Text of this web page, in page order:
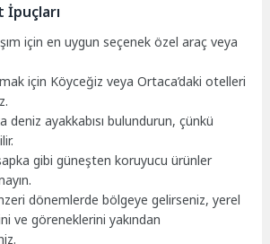
İpuçları
için en uygun seçenek özel araç veya
için Köyceğiz veya Ortaca’daki otelleri
deniz ayakkabısı bulundurun, çünkü
gibi güneşten koruyucu ürünler
dönemlerde bölgeye gelirseniz, yerel
ve göreneklerini yakından